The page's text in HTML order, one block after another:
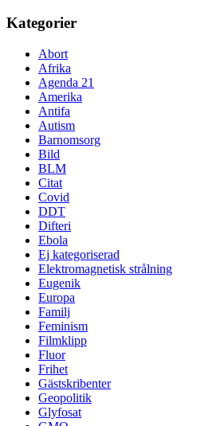
Kategorier
Abort
Afrika
Agenda 21
Amerika
Antifa
Autism
Barnomsorg
Bild
BLM
Citat
Covid
DDT
Difteri
Ebola
Ej kategoriserad
Elektromagnetisk strålning
Eugenik
Europa
Familj
Feminism
Filmklipp
Fluor
Frihet
Gästskribenter
Geopolitik
Glyfosat